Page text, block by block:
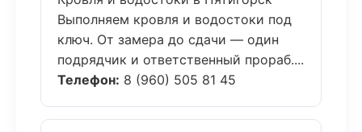
Выполняем кровля и водостоки под
ключ. От замера до сдачи — один
подрядчик и ответственный прораб....
Телефон: 8 (960) 505 81 45